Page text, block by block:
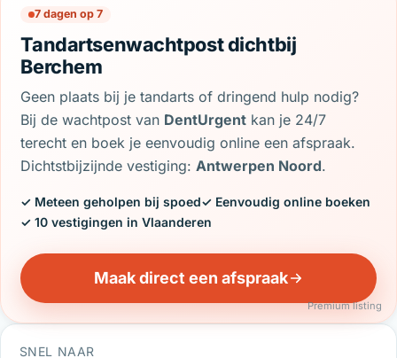
7 dagen op 7
Tandartsenwachtpost dichtbij
Berchem
Geen plaats bij je tandarts of dringend hulp nodig?
Bij de wachtpost van DentUrgent kan je 24/7
terecht en boek je eenvoudig online een afspraak.
Dichtstbijzijnde vestiging:Antwerpen Noord.
✓ Meteen geholpen bij spoed✓ Eenvoudig online boeken
✓ 10 vestigingen in Vlaanderen
Maak direct een afspraak
Premium listing
SNEL NAAR